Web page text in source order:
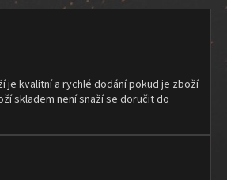
je kvalitní a rychlé dodání pokud je zboží
skladem není snaží se doručit do